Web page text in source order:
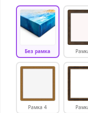
Без рамка
Рамка 4